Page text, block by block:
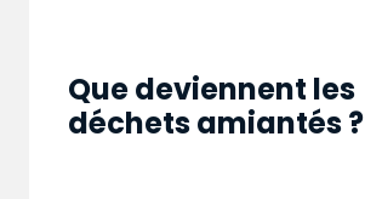
Que deviennent les
déchets amiantés ?